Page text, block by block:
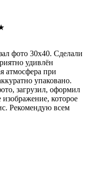
фото 30х40. Сделали
удивлён
атмосфера при
упаковано.
загрузил, оформил
изображение, которое
Рекомендую всем